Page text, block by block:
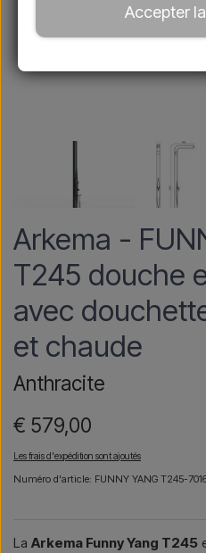
Arkema -
T245 douche
avec
et chaude
Anthracite
€ 579,00
Les frais d'expédition sont ajoutés
Numéro d'article: FUNNY YANG T245-
La Arkema Funny Yang T245
Accepter